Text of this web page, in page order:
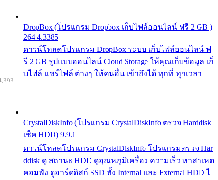
DropBox (โปรแกรม Dropbox เก็บไฟล์ออนไลน์ ฟรี 2 GB )
264.4.3385
ดาวน์โหลดโปรแกรม DropBox ระบบ เก็บไฟล์ออนไลน์ ฟ
รี 2 GB รูปแบบออนไลน์ Cloud Storage ให้คุณเก็บข้อมูล เก็
บไฟล์ แชร์ไฟล์ ต่างๆ ให้คนอื่น เข้าถึงได้ ทุกที่ ทุกเวลา
CrystalDiskInfo (โปรแกรม CrystalDiskInfo ตรวจ Harddisk
เช็ค HDD) 9.9.1
ดาวน์โหลดโปรแกรม CrystalDiskInfo โปรแกรมตรวจ Har
ddisk ดู สถานะ HDD ดูอุณหภูมิเครื่อง ความเร็ว หาสาเหต
คอมพัง ดูฮาร์ดดิสก์ SSD ทั้ง Internal และ External HDD ไ